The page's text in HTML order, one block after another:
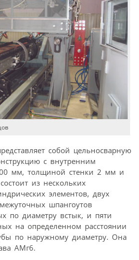
собой цельносварную
с внутренним
мм, толщиной стенки 2 мм и
из нескольких
элементов, двух
шпангоутов
по диаметру встык, и пяти
на определенном расстоянии
по наружному диаметру. Она
АМг6.